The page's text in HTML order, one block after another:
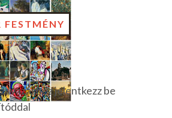
FESTMÉNY
jelentkezz be